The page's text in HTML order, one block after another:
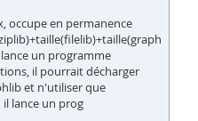
occupe en permanence
un programme
il pourrait décharger
et n'utiliser que
lance un prog